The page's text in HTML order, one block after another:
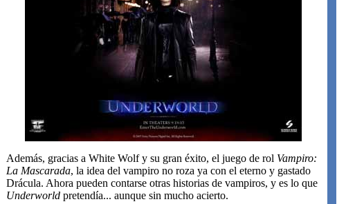
Además, gracias a White Wolf y su gran éxito, el juego de rol Vampiro:
La Mascarada, la idea del vampiro no roza ya con el eterno y gastado
Drácula. Ahora pueden contarse otras historias de vampiros, y es lo que
Underworld pretendía... aunque sin mucho acierto.